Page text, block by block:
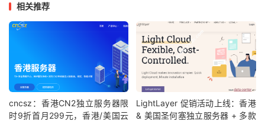
相关推荐
cncsz：香港CN2独立服务器限
时9折首月299元，香港/美国云
LightLayer 促销活动上线：香港
& 美国圣何塞独立服务器 + 多款